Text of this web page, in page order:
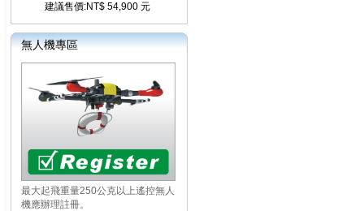
建議售價:NT$ 54,900 元
無人機專區
最大起飛重量250公克以上遙控無人
機應辦理註冊。